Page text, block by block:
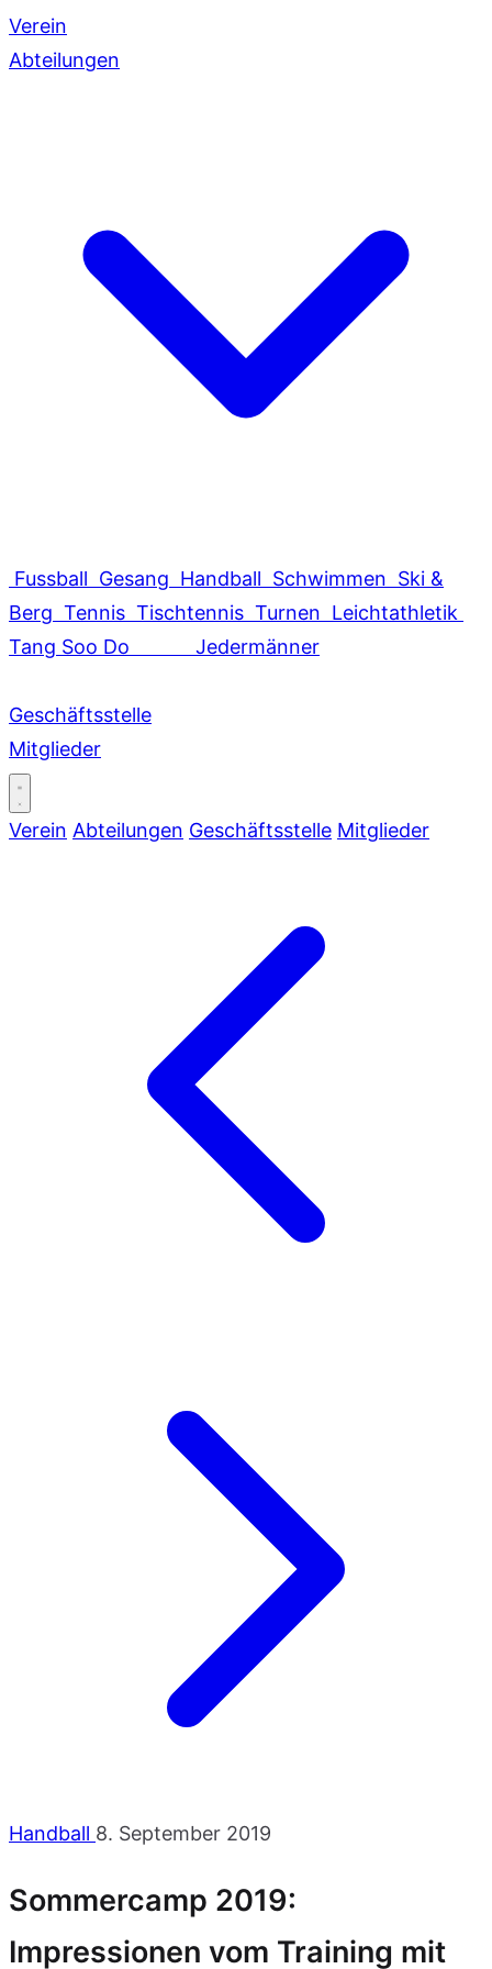
Verein
Abteilungen
Fussball Gesang Handball Schwimmen Ski &
Berg Tennis Tischtennis Turnen Leichtathletik
Tang Soo Do
Jedermänner
Geschäftsstelle
Mitglieder
Verein Abteilungen Geschäftsstelle Mitglieder
Handball 8. September 2019
Sommercamp 2019:
Impressionen vom Training mit